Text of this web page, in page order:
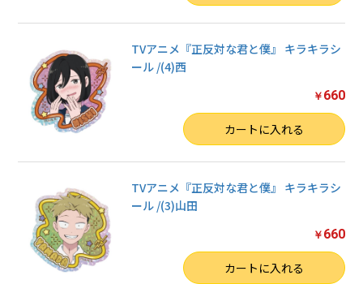
TVアニメ『正反対な君と僕』 キラキラシ
ール /(4)西
￥ 660
カートに入れる
TVアニメ『正反対な君と僕』 キラキラシ
ール /(3)山田
￥ 660
カートに入れる